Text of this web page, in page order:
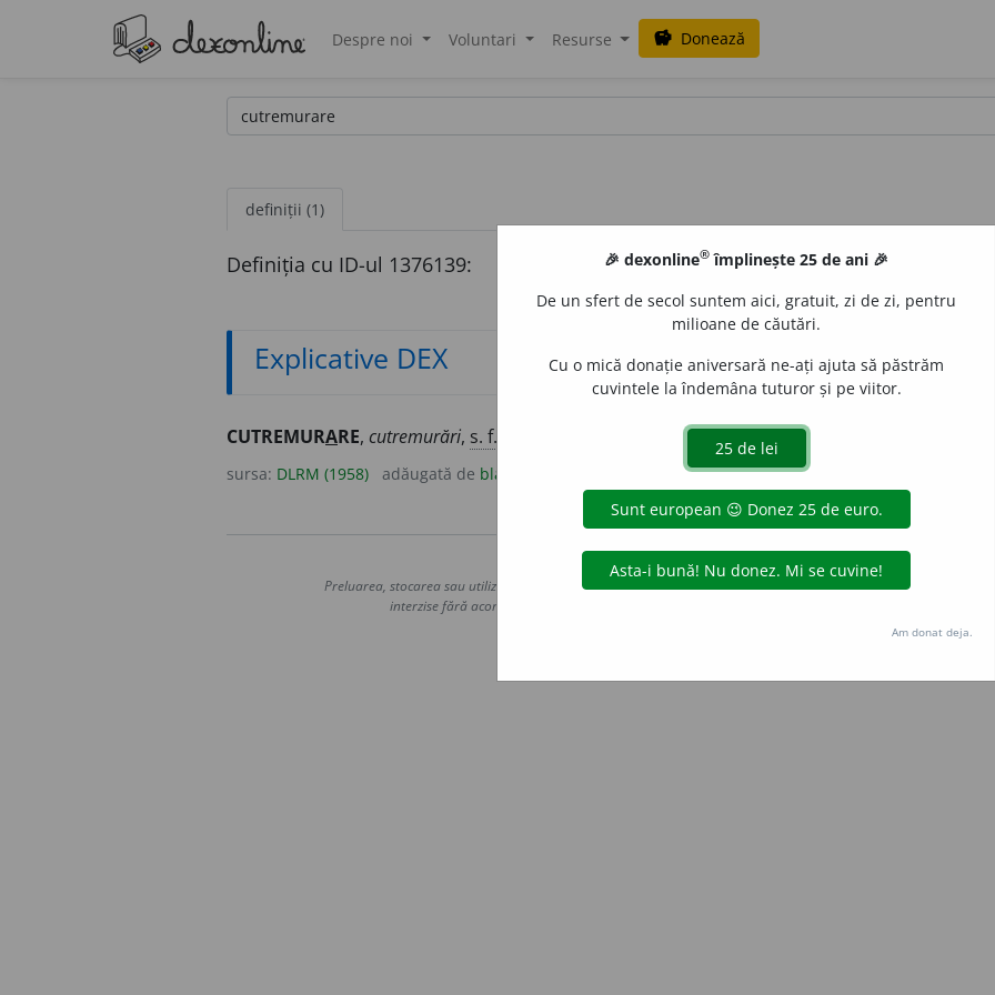
Despre noi Voluntari Resurse savings Donează
definiții (1)
Definiția cu ID-ul 1376139:
Explicative DEX
CUTREMURARE, cutremurări, s. f. cutremurași rezultatul ei; cutremur.
sursa: DLRM (1958) adăugată de blaurb.
Copyright © 2004-2026 dexonline (https://dexonline.ro)
Preluarea, stocarea sau utilizarea datelor de pe acest site, inclusiv prin orice metode de extragere automată
interzise fără acordul nostru prealabil scris, cu excepția seturilor de date oferite oficial spre utilizare
Hosterion
🎉 dexonline® împlinește 25 de ani 🎉
De un sfert de secol suntem aici, gratuit, zi de zi, pentru
milioane de căutări.
Cu o mică donație aniversară ne-ați ajuta să păstrăm
cuvintele la îndemâna tuturor și pe viitor.
Am donat deja.